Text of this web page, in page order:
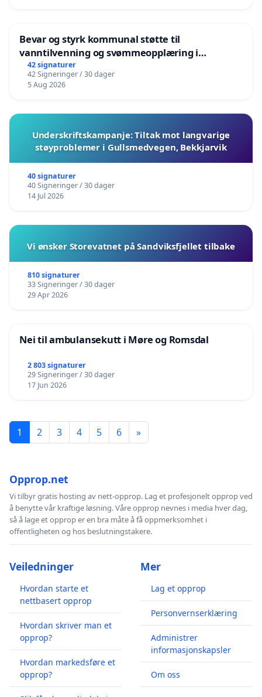
Bevar og styrk kommunal støtte til
vanntilvenning og svømmeopplæring i
barnehagene i Haugesund
42 signaturer
42 Signeringer / 30 dager
5 Aug 2026
Underskriftskampanje: Tiltak mot langvarige
støyproblemer i Gullsmedvegen, Bekkjarvik
40 signaturer
40 Signeringer / 30 dager
14 Jul 2026
Vi ønsker Storevatnet på Sandviksfjellet tilbake
810 signaturer
33 Signeringer / 30 dager
29 Apr 2026
Nei til ambulansekutt i Møre og Romsdal
2 803 signaturer
29 Signeringer / 30 dager
17 Jun 2026
1 2 3 4 5 6 »
Opprop.net
Vi tilbyr gratis hosting av nett-opprop. Lag et profesjonelt opprop ved
å benytte vår kraftige løsning. Våre opprop nevnes i media hver dag,
så å lage et opprop er en bra måte å få oppmerksomhet i
offentligheten og hos beslutningstakere.
Veiledninger
Hvordan starte et
nettbasert opprop
Hvordan skriver man et
opprop?
Hvordan markedsføre et
opprop?
Mer
Lag et opprop
Personvernserklæring
Administrer
informasjonskapsler
Om oss